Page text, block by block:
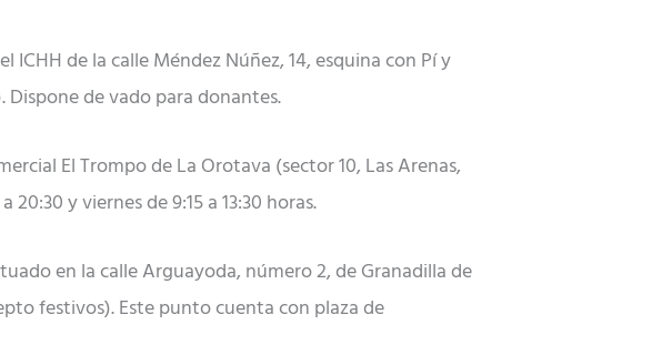
de la calle Méndez Núñez, 14, esquina con Pí y
Dispone de vado para donantes.
El Trompo de La Orotava (sector 10, Las Arenas,
y viernes de 9:15 a 13:30 horas.
en la calle Arguayoda, número 2, de Granadilla de
festivos). Este punto cuenta con plaza de